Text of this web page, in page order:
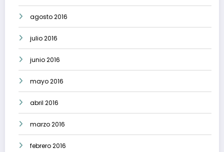
agosto 2016
julio 2016
junio 2016
mayo 2016
abril 2016
marzo 2016
febrero 2016